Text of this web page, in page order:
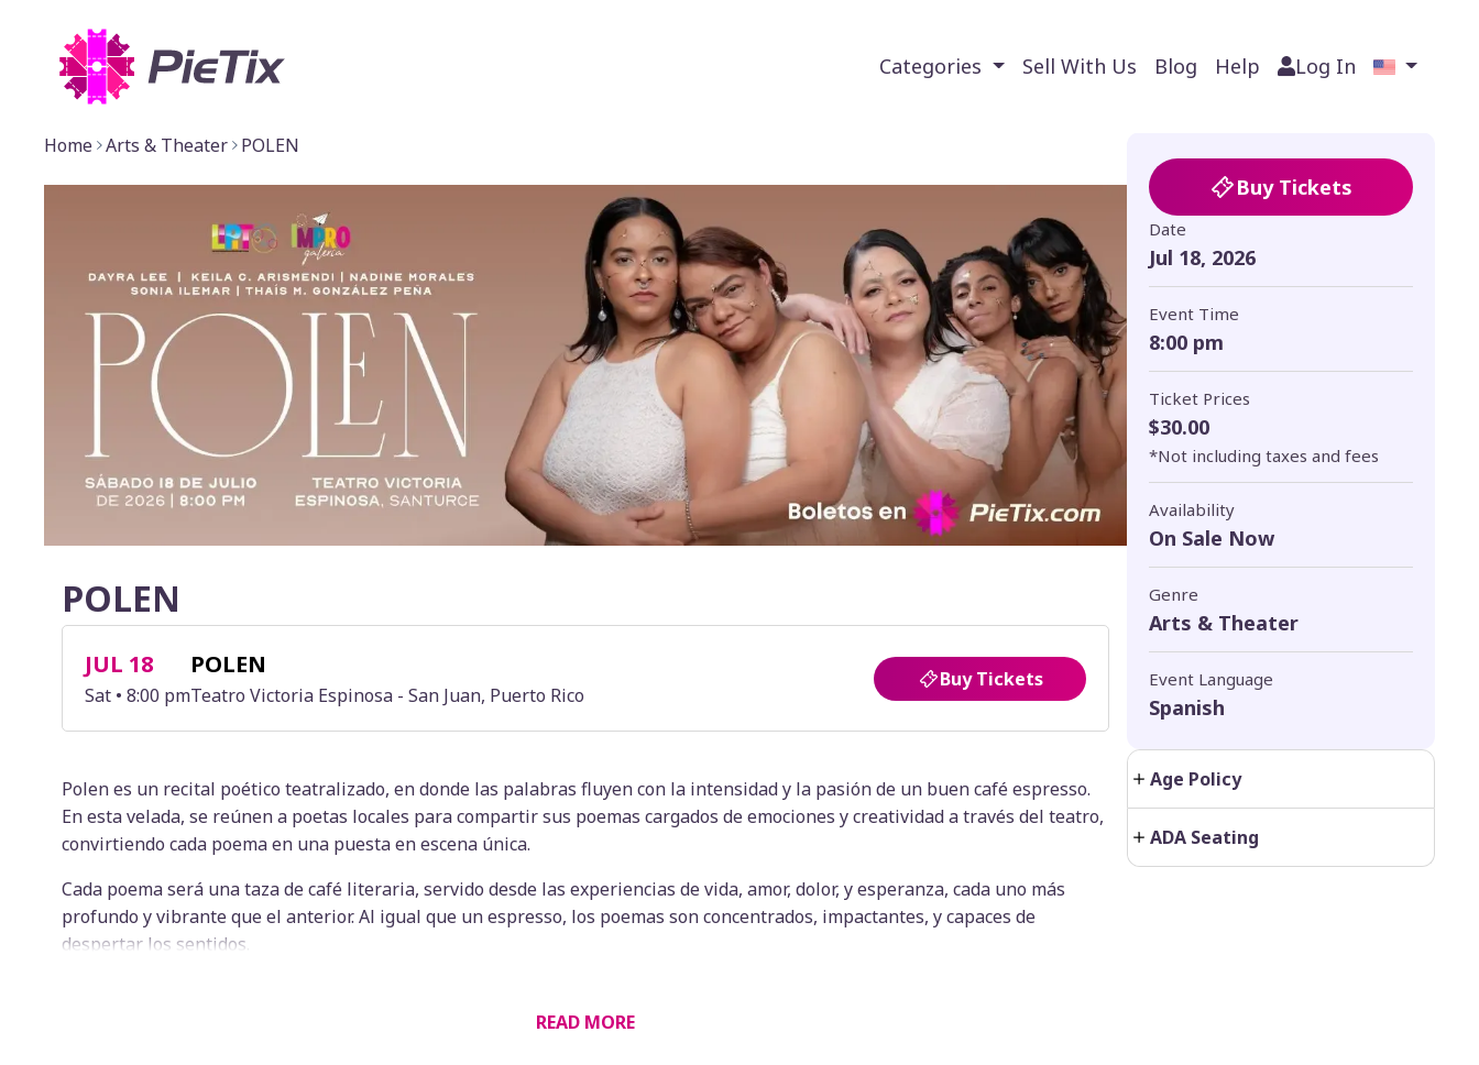
Categories Sell With Us Blog Help Log In
Home Arts & Theater POLEN
POLEN
JUL 18
Sat • 8:00 pm
POLEN
Teatro Victoria Espinosa - San Juan, Puerto Rico
Buy Tickets
Polen es un recital poético teatralizado, en donde las palabras fluyen con la intensidad y la pasión de un buen café espresso.
En esta velada, se reúnen a poetas locales para compartir sus poemas cargados de emociones y creatividad a través del teatro,
convirtiendo cada poema en una puesta en escena única.
Cada poema será una taza de café literaria, servido desde las experiencias de vida, amor, dolor, y esperanza, cada uno más
profundo y vibrante que el anterior. Al igual que un espresso, los poemas son concentrados, impactantes, y capaces de
despertar los sentidos.
READ MORE
Buy Tickets
Date
Jul 18, 2026
Event Time
8:00 pm
Ticket Prices
$30.00
*Not including taxes and fees
Availability
On Sale Now
Genre
Arts & Theater
Event Language
Spanish
Age Policy
ADA Seating